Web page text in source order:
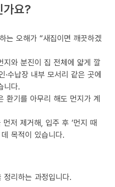
가요?
는 오해가 “새집이면 깨끗하겠
지와 분진이 집 전체에 얇게 깔
·수납장 내부 모서리 같은 곳에
니다.
환기를 아무리 해도 먼지가 계
먼저 제거해, 입주 후 ‘먼지 때
목적이 있습니다.
정리하는 과정입니다.